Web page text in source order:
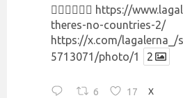
👉🏻👉🏻👉🏻 https://
theres-no-countries-2/
https://x.com/lagalerna_/
5713071/photo/1
2
6 17 X